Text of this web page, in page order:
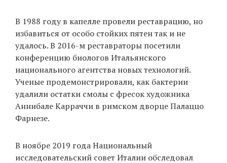
В 1988 году в капелле провели реставрацию, но
избавиться от особо стойких пятен так и не
удалось. В 2016-м реставраторы посетили
конференцию биологов Итальянского
национального агентства новых технологий.
Ученые продемонстрировали, как бактерии
удалили остатки смолы с фресок художника
Аннибале Карраччи в римском дворце Палаццо
Фарнезе.
В ноябре 2019 года Национальный
исследовательский совет Италии обследовал